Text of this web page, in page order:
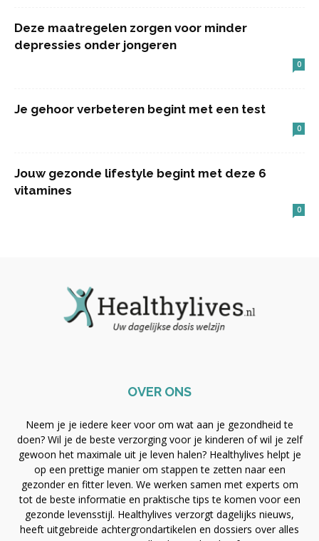
Deze maatregelen zorgen voor minder
depressies onder jongeren
0
Je gehoor verbeteren begint met een test
0
Jouw gezonde lifestyle begint met deze 6
vitamines
0
OVER ONS
Neem je je iedere keer voor om wat aan je gezondheid te
doen? Wil je de beste verzorging voor je kinderen of wil je zelf
gewoon het maximale uit je leven halen? Healthylives helpt je
op een prettige manier om stappen te zetten naar een
gezonder en fitter leven. We werken samen met experts om
tot de beste informatie en praktische tips te komen voor een
gezonde levensstijl. Healthylives verzorgt dagelijks nieuws,
heeft uitgebreide achtergrondartikelen en dossiers over alles